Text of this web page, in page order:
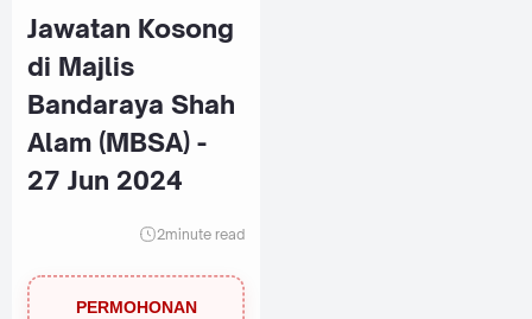
Jawatan Kosong
di Majlis
Bandaraya Shah
Alam (MBSA) -
27 Jun 2024
2minute read
PERMOHONAN